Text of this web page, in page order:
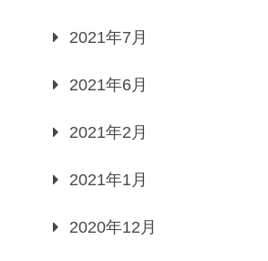
2021年7月
2021年6月
2021年2月
2021年1月
2020年12月